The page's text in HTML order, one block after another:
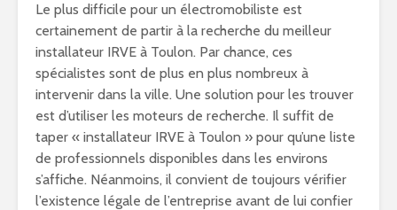
Le plus difficile pour un électromobiliste est
certainement de partir à la recherche du meilleur
installateur IRVE à Toulon. Par chance, ces
spécialistes sont de plus en plus nombreux à
intervenir dans la ville. Une solution pour les trouver
est d’utiliser les moteurs de recherche. Il suffit de
taper « installateur IRVE à Toulon » pour qu’une liste
de professionnels disponibles dans les environs
s’affiche. Néanmoins, il convient de toujours vérifier
l’existence légale de l’entreprise avant de lui confier